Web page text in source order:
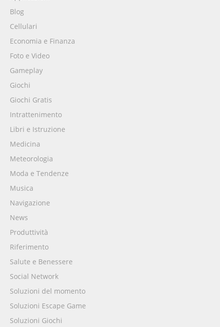
Blog
Cellulari
Economia e Finanza
Foto e Video
Gameplay
Giochi
Giochi Gratis
Intrattenimento
Libri e Istruzione
Medicina
Meteorologia
Moda e Tendenze
Musica
Navigazione
News
Produttività
Riferimento
Salute e Benessere
Social Network
Soluzioni del momento
Soluzioni Escape Game
Soluzioni Giochi